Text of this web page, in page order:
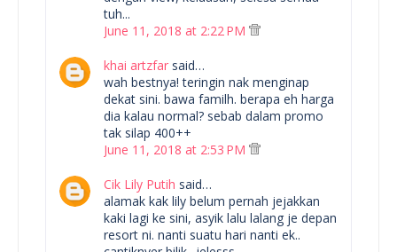
tuh...
June 11, 2018 at 2:22 PM
khai artzfar said…
wah bestnya! teringin nak menginap
dekat sini. bawa familh. berapa eh harga
dia kalau normal? sebab dalam promo
tak silap 400++
June 11, 2018 at 2:53 PM
Cik Lily Putih said…
alamak kak lily belum pernah jejakkan
kaki lagi ke sini, asyik lalu lalang je depan
resort ni. nanti suatu hari nanti ek..